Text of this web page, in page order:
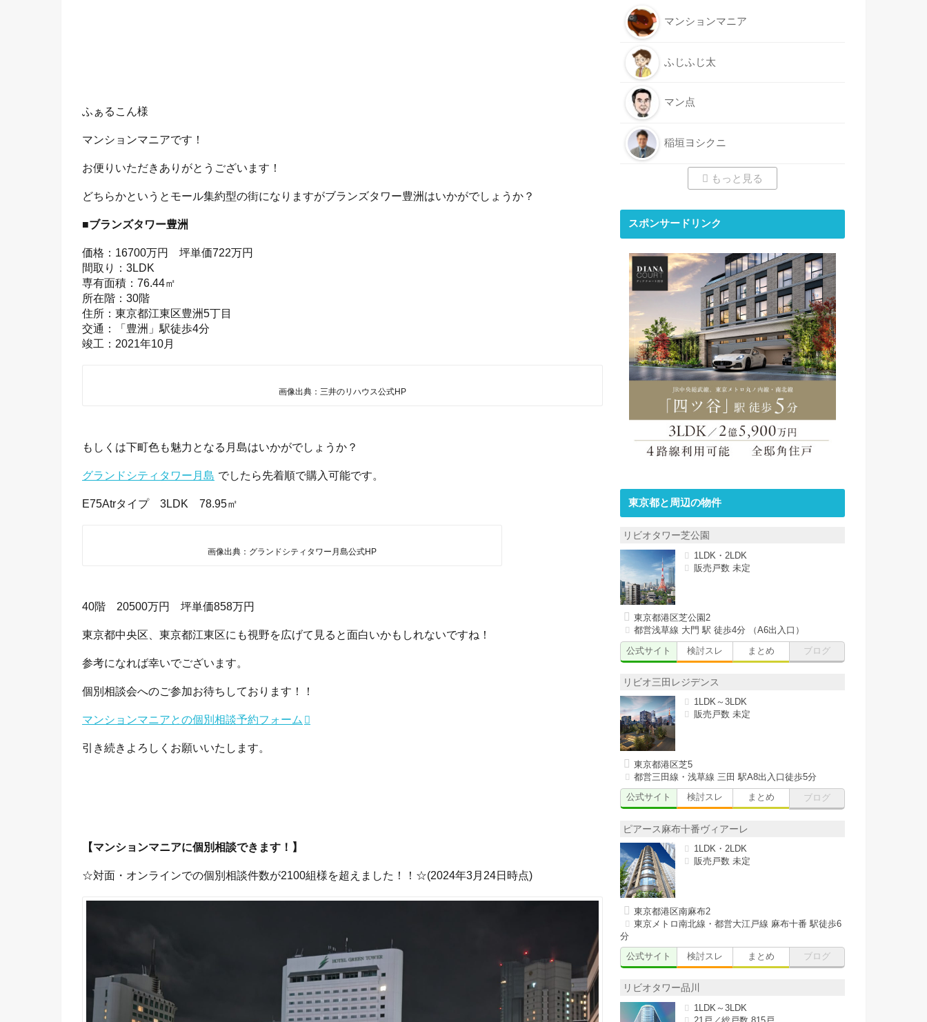
ふぁるこん様
マンションマニアです！
お便りいただきありがとうございます！
どちらかというとモール集約型の街になりますがブランズタワー豊洲はいかがでしょうか？
■ブランズタワー豊洲
価格：16700万円 坪単価722万円
間取り：3LDK
専有面積：76.44㎡
所在階：30階
住所：東京都江東区豊洲5丁目
交通：「豊洲」駅徒歩4分
竣工：2021年10月
画像出典：三井のリハウス公式HP
もしくは下町色も魅力となる月島はいかがでしょうか？
グランドシティタワー月島 でしたら先着順で購入可能です。
E75Atrタイプ 3LDK 78.95㎡
画像出典：グランドシティタワー月島公式HP
40階 20500万円 坪単価858万円
東京都中央区、東京都江東区にも視野を広げて見ると面白いかもしれないですね！
参考になれば幸いでございます。
個別相談会へのご参加お待ちしております！！
マンションマニアとの個別相談予約フォーム
引き続きよろしくお願いいたします。
【マンションマニアに個別相談できます！】
☆対面・オンラインでの個別相談件数が2100組様を超えました！！☆(2024年3月24日時点)
マンションマニア
ふじふじ太
マン点
稲垣ヨシクニ
もっと見る
スポンサードリンク
東京都と周辺の物件
リビオタワー芝公園
1LDK・2LDK
販売戸数 未定
東京都港区芝公園2
都営浅草線 大門 駅 徒歩4分 （A6出入口）
公式サイト
検討スレ まとめ ブログ
リビオ三田レジデンス
1LDK～3LDK
販売戸数 未定
東京都港区芝5
都営三田線・浅草線 三田 駅A8出入口徒歩5分
公式サイト
検討スレ まとめ ブログ
ピアース麻布十番ヴィアーレ
1LDK・2LDK
販売戸数 未定
東京都港区南麻布2
東京メトロ南北線・都営大江戸線 麻布十番 駅徒歩6
分
公式サイト
検討スレ まとめ ブログ
リビオタワー品川
1LDK～3LDK